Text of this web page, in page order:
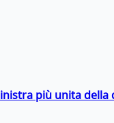
più unita della